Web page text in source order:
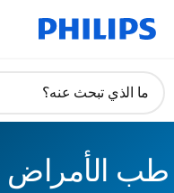
دعم
ما الذي تبحث عنه؟
طب الأمراض